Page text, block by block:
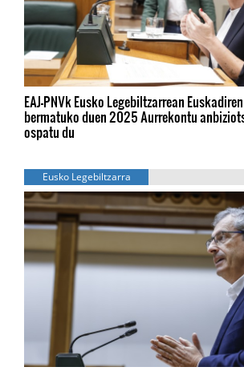
EAJ-PNVk Eusko Legebiltzarrean
bermatuko duen 2025 Aurrekontu
ospatu du
Eusko Legebiltzarra